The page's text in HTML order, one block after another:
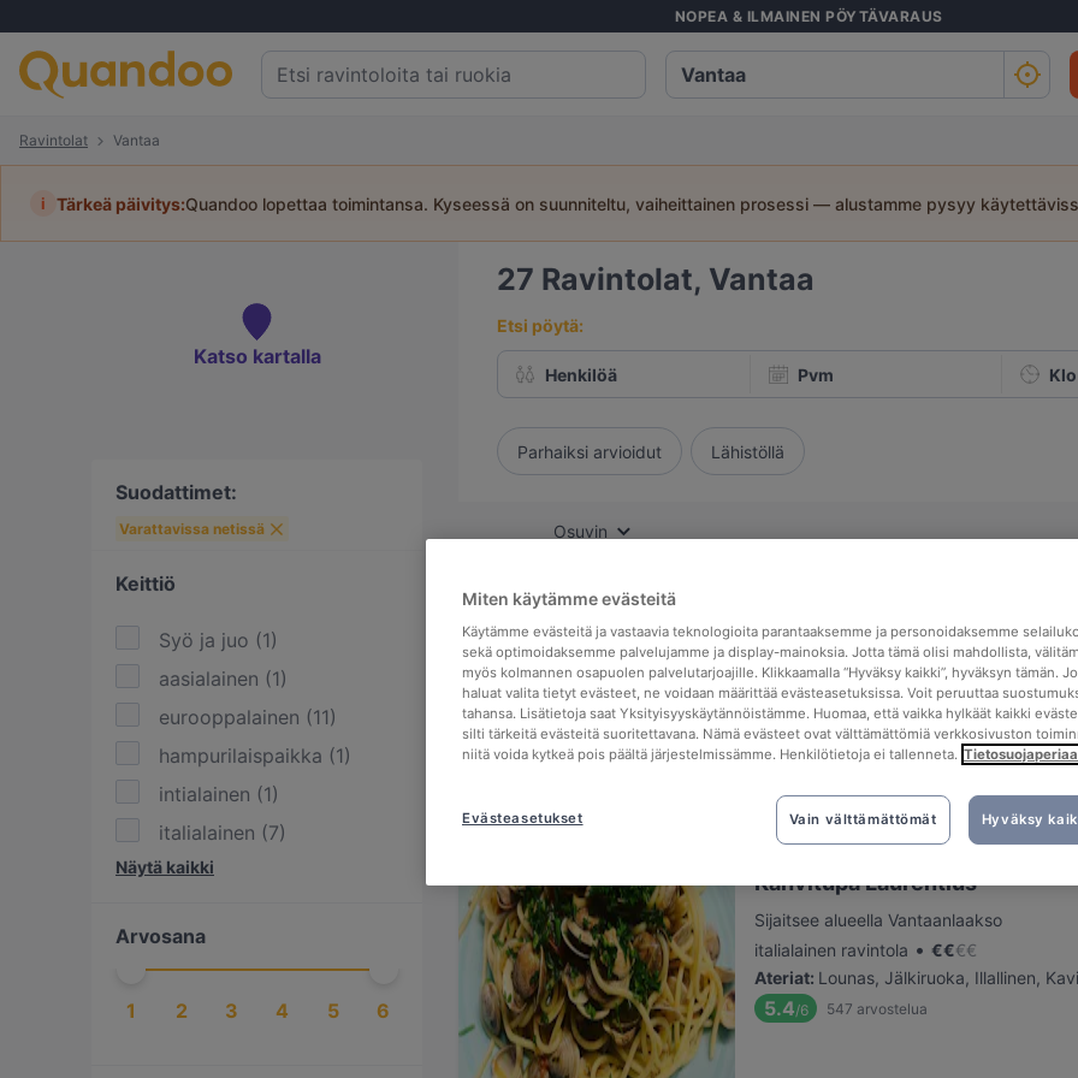
NOPEA & ILMAINEN PÖYTÄVARAUS
Ravintolat Vantaa
i Tärkeä päivitys:Quandoo lopettaa toimintansa. Kyseessä on suunniteltu, vaiheittainen prosessi — alustamme pysyy
Katso kartalla
Suodattimet:
Varattavissa netissä
Keittiö
Syö ja juo (1)
aasialainen (1)
eurooppalainen (11)
hampurilaispaikka (1)
intialainen (1)
italialainen (7)
japanilainen
kansainvälinen
meksikolainen
Näytä kaikki
Arvosana
1 2 3 4 5 6
27 Ravintolat, Vantaa
Etsi pöytä:
Henkilöä Pvm Klo
Parhaiksi arvioidut Lähistöllä
Osuvin
Sijaitsee alueella Tikkurila
italialainen ravintola•€€€€
Ateriat:Lounas, Jälkiruoka, Illallinen
5.3/6 767 arvostelua
Kahvitupa Laurentius
Sijaitsee alueella Vantaanlaakso
italialainen ravintola • €€€€
Ateriat: Lounas, Jälkiruoka, Illallinen,
5.4/6 547 arvostelua
Miten käytämme evästeitä
Käytämme evästeitä ja vastaavia teknologioita parantaaksemme ja personoidaksemme
sekä optimoidaksemme palvelujamme ja display-mainoksia. Jotta tämä olisi mahdollista,
myös kolmannen osapuolen palvelutarjoajille. Klikkaamalla “Hyväksy kaikki”, hyväksyn tämän.
haluat valita tietyt evästeet, ne voidaan määrittää evästeasetuksissa. Voit peruuttaa
tahansa. Lisätietoja saat Yksityisyyskäytännöistämme. Huomaa, että vaikka hylkäät kaikki
silti tärkeitä evästeitä suoritettavana. Nämä evästeet ovat välttämättömiä verkkosivuston
niitä voida kytkeä pois päältä järjestelmissämme. Henkilötietoja ei tallenneta.
Vain välttämättömät Hyväksy
Evästeasetukset